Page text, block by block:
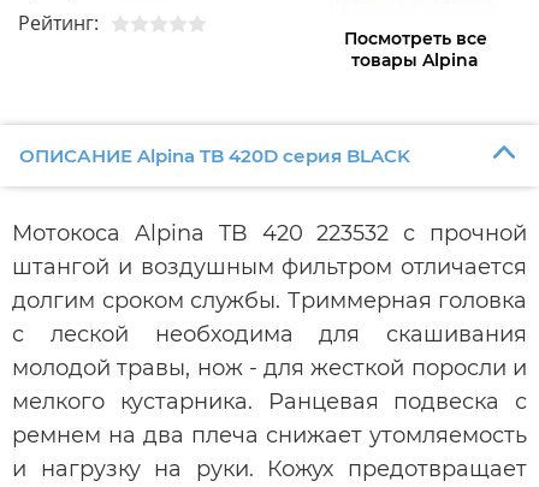
Рейтинг:
Посмотреть все
товары Alpina
ОПИСАНИЕ Alpina TB 420D серия BLACK
Мотокоса Alpina TB 420 223532 с прочной
штангой и воздушным фильтром отличается
долгим сроком службы. Триммерная головка
с леской необходима для скашивания
молодой травы, нож - для жесткой поросли и
мелкого кустарника. Ранцевая подвеска с
ремнем на два плеча снижает утомляемость
и нагрузку на руки. Кожух предотвращает